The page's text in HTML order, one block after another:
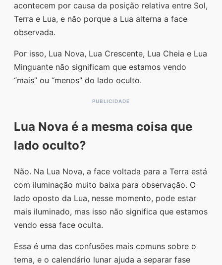
acontecem por causa da posição relativa entre Sol,
Terra e Lua, e não porque a Lua alterna a face
observada.
Por isso, Lua Nova, Lua Crescente, Lua Cheia e Lua
Minguante não significam que estamos vendo
“mais” ou “menos” do lado oculto.
Lua Nova é a mesma coisa que
lado oculto?
Não. Na Lua Nova, a face voltada para a Terra está
com iluminação muito baixa para observação. O
lado oposto da Lua, nesse momento, pode estar
mais iluminado, mas isso não significa que estamos
vendo essa face oculta.
Essa é uma das confusões mais comuns sobre o
tema, e o calendário lunar ajuda a separar fase